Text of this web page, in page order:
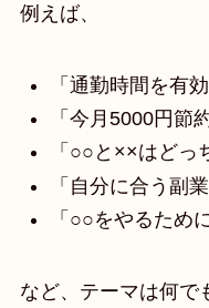
例えば、
「通勤時間を有
「今月5000円節
「○○と××はどっ
「自分に合う副業
「○○をやるため
など、テーマは何で